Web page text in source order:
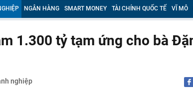
chi hơn 332.000 tỷ đồng để làm điều đặc biệt này
quê của Công Vinh
có 4 thói quen này chứng tỏ EQ của họ rất thấp mà không
NGÂN HÀNG SMART MONEY TÀI CHÍNH QUỐC TẾ VĨ MÔ
1.300 tỷ tạm ứng cho bà
nghiệp